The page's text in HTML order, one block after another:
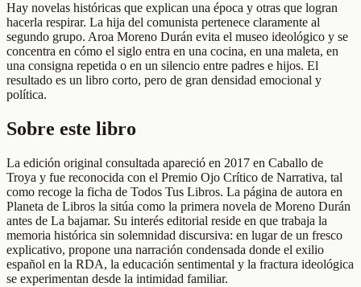
Hay novelas históricas que explican una época y otras que logran
hacerla respirar. La hija del comunista pertenece claramente al
segundo grupo. Aroa Moreno Durán evita el museo ideológico y se
concentra en cómo el siglo entra en una cocina, en una maleta, en
una consigna repetida o en un silencio entre padres e hijos. El
resultado es un libro corto, pero de gran densidad emocional y
política.
Sobre este libro
La edición original consultada apareció en 2017 en Caballo de
Troya y fue reconocida con el Premio Ojo Crítico de Narrativa, tal
como recoge la ficha de Todos Tus Libros. La página de autora en
Planeta de Libros la sitúa como la primera novela de Moreno Durán
antes de La bajamar. Su interés editorial reside en que trabaja la
memoria histórica sin solemnidad discursiva: en lugar de un fresco
explicativo, propone una narración condensada donde el exilio
español en la RDA, la educación sentimental y la fractura ideológica
se experimentan desde la intimidad familiar.